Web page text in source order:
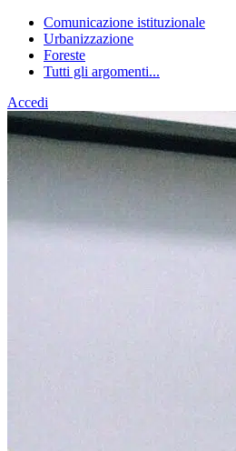
Comunicazione istituzionale
Urbanizzazione
Foreste
Tutti gli argomenti...
Accedi